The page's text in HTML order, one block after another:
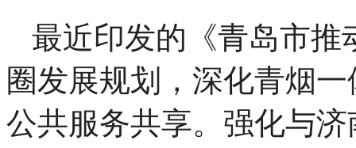
最近印发的《青岛市推
圈发展规划，深化青烟
公共服务共享。强化与